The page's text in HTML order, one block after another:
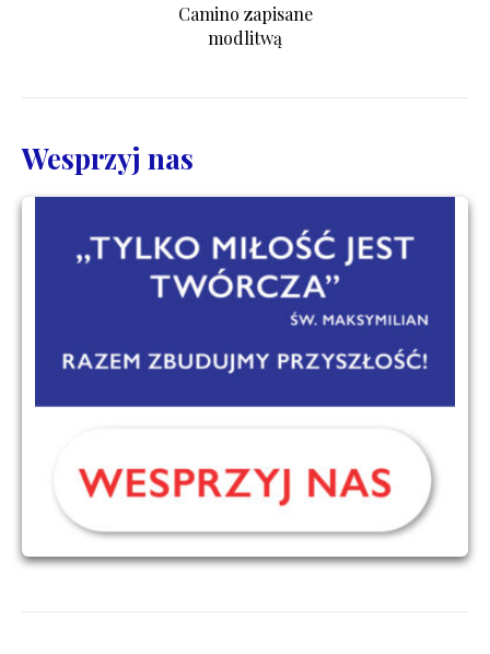
Camino zapisane
modlitwą
Wesprzyj nas